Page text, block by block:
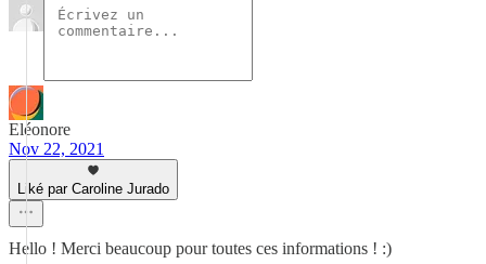
Eléonore
Nov 22, 2021
Liké par Caroline Jurado
Hello ! Merci beaucoup pour toutes ces informations ! :)